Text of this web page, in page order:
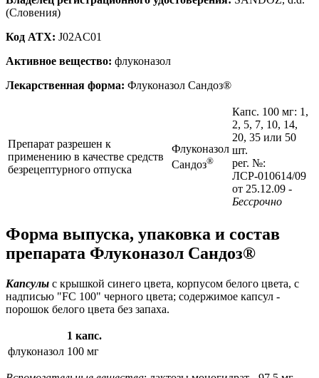
(Словения)
Код ATX: J02AC01
Активное вещество: флуконазол
Лекарственная форма: Флуконазол Сандоз®
Препарат разрешен к
применению в качестве средств
безрецептурного отпуска
Флуконазол
Сандоз®
Капс. 100 мг: 1,
2, 5, 7, 10, 14,
20, 35 или 50
шт.
рег. №:
ЛСР-010614/09
от 25.12.09 -
Бессрочно
Форма выпуска, упаковка и состав
препарата Флуконазол Сандоз®
Капсулы с крышкой синего цвета, корпусом белого цвета, с
надписью "FC 100" черного цвета; содержимое капсул -
порошок белого цвета без запаха.
1 капс.
флуконазол 100 мг